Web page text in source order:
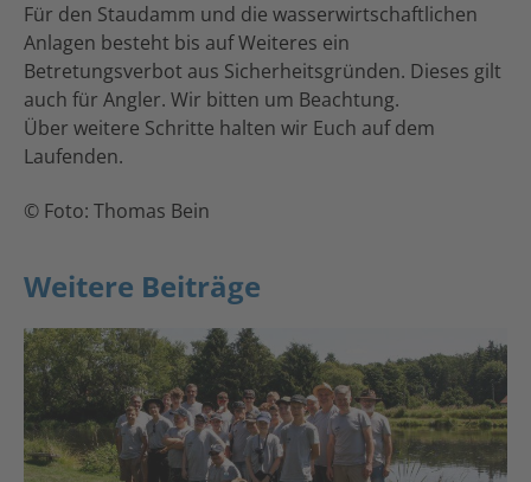
Für den Staudamm und die wasserwirtschaftlichen
Anlagen besteht bis auf Weiteres ein
Betretungsverbot aus Sicherheitsgründen. Dieses gilt
auch für Angler. Wir bitten um Beachtung.
Über weitere Schritte halten wir Euch auf dem
Laufenden.
© Foto: Thomas Bein
Weitere Beiträge